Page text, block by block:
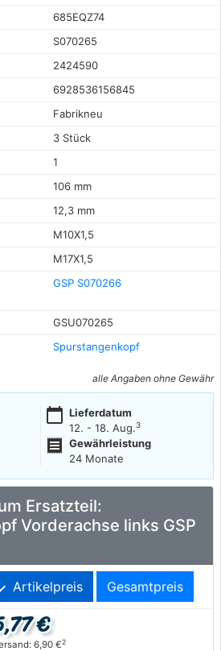
685EQZ74
S070265
2424590
6928536156845
Fabrikneu
3 Stück
1
106 mm
12,3 mm
M10X1,5
M17X1,5
GSP S070266
GSU070265
Spurstangenkopf
alle Angaben ohne Gewähr
calendar_today Lieferdatum
12. - 18. Aug.3
receipt
Gewährleistung
24 Monate
Ersatzteil:
Vorderachse links GSP
Artikelpreis Gesamtpreis
€
6,90 €2